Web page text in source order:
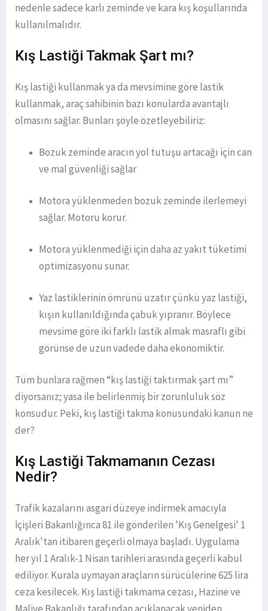
nedenle sadece karlı zeminde ve kara kış koşullarında
kullanılmalıdır.
Kış Lastiği Takmak Şart mı?
Kış lastiği kullanmak ya da mevsimine göre lastik
kullanmak, araç sahibinin bazı konularda avantajlı
olmasını sağlar. Bunları şöyle özetleyebiliriz:
Bozuk zeminde aracın yol tutuşu artacağı için can
ve mal güvenliği sağlar
Motora yüklenmeden bozuk zeminde ilerlemeyi
sağlar. Motoru korur.
Motora yüklenmediği için daha az yakıt tüketimi
optimizasyonu sunar.
Yaz lastiklerinin ömrünü uzatır çünkü yaz lastiği,
kışın kullanıldığında çabuk yıpranır. Böylece
mevsime göre iki farklı lastik almak masraflı gibi
görünse de uzun vadede daha ekonomiktir.
Tüm bunlara rağmen “kış lastiği taktırmak şart mı”
diyorsanız; yasa ile belirlenmiş bir zorunluluk söz
konsudur. Peki, kış lastiği takma konusundaki kanun ne
der?
Kış Lastiği Takmamanın Cezası
Nedir?
Trafik kazalarını asgari düzeye indirmek amacıyla
İçişleri Bakanlığınca 81 ile gönderilen 'Kış Genelgesi' 1
Aralık'tan itibaren geçerli olmaya başladı. Uygulama
her yıl 1 Aralık-1 Nisan tarihleri arasında geçerli kabul
ediliyor. Kurala uymayan araçların sürücülerine 625 lira
ceza kesilecek. Kış lastiği takmama cezası, Hazine ve